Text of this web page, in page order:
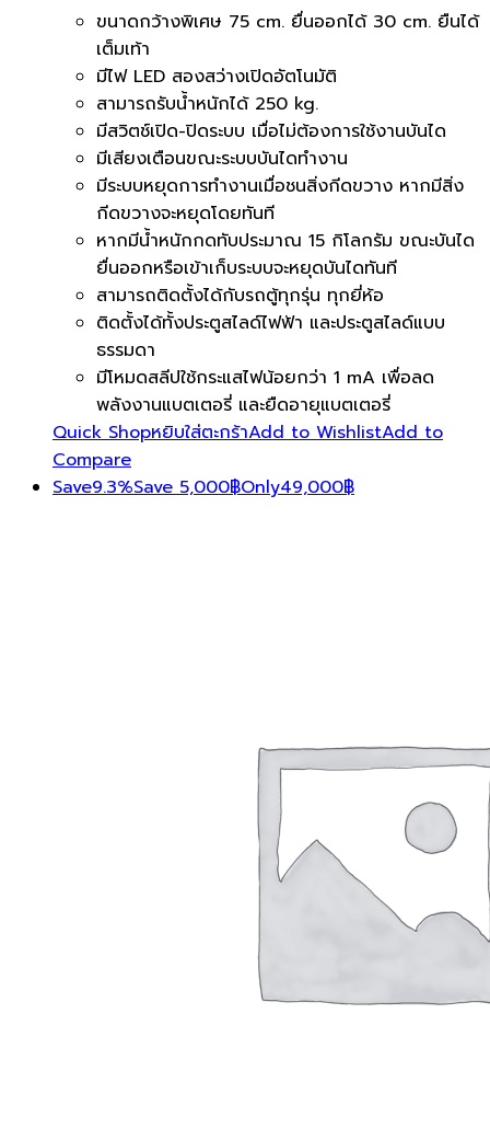
ขนาดกว้างพิเศษ 75 cm. ยื่นออกได้ 30 cm. ยืนได้
เต็มเท้า
มีไฟ LED สองสว่างเปิดอัตโนมัติ
สามารถรับน้ำหนักได้ 250 kg.
มีสวิตช์เปิด-ปิดระบบ เมื่อไม่ต้องการใช้งานบันได
มีเสียงเตือนขณะระบบบันไดทำงาน
มีระบบหยุดการทำงานเมื่อชนสิ่งกีดขวาง หากมีสิ่ง
กีดขวางจะหยุดโดยทันที
หากมีน้ำหนักกดทับประมาณ 15 กิโลกรัม ขณะบันได
ยื่นออกหรือเข้าเก็บระบบจะหยุดบันไดทันที
สามารถติดตั้งได้กับรถตู้ทุกรุ่น ทุกยี่ห้อ
ติดตั้งได้ทั้งประตูสไลด์ไฟฟ้า และประตูสไลด์แบบ
ธรรมดา
มีโหมดสลีปใช้กระแสไฟน้อยกว่า 1 mA เพื่อลด
พลังงานแบตเตอรี่ และยืดอายุแบตเตอรี่
Quick Shopหยิบใส่ตะกร้าAdd to WishlistAdd to
Compare
Save9.3%Save 5,000฿Only49,000฿